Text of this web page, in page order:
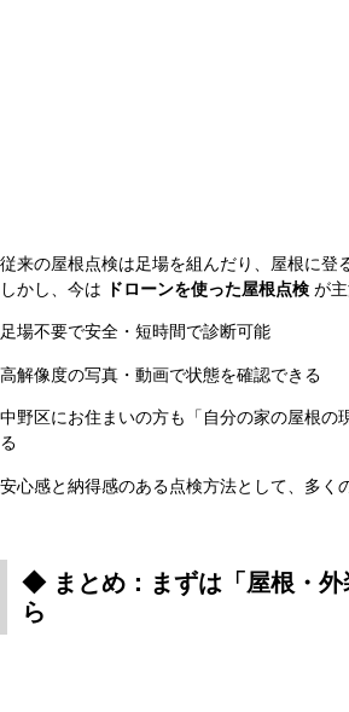
従来の屋根点検は足場を組んだり、屋根に登
しかし、今は
ドローンを使った屋根点検 が
足場不要で安全・短時間で診断可能
高解像度の写真・動画で状態を確認できる
中野区にお住まいの方も「自分の家の屋根の
る
安心感と納得感のある点検方法として、多く
◆ まとめ：まずは「屋根・外
ら